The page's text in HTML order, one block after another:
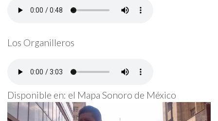
Los Organilleros
Disponible en: el Mapa Sonoro de México